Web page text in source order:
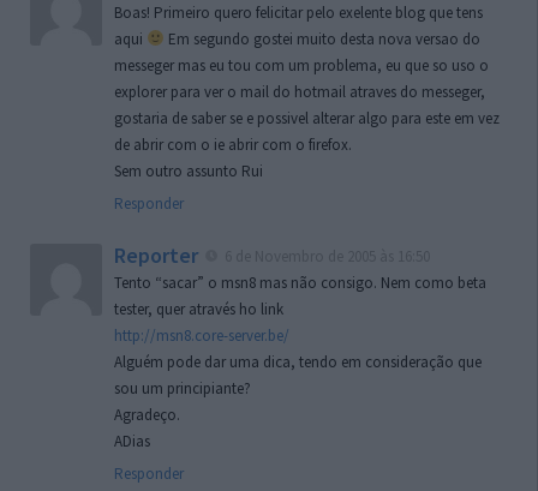
Boas! Primeiro quero felicitar pelo exelente blog que tens
aqui
Em segundo gostei muito desta nova versao do
messeger mas eu tou com um problema, eu que so uso o
explorer para ver o mail do hotmail atraves do messeger,
gostaria de saber se e possivel alterar algo para este em vez
de abrir com o ie abrir com o firefox.
Sem outro assunto Rui
Responder
Reporter
Tento “sacar” o msn8 mas não consigo. Nem como beta
tester, quer através ho link
http://msn8.core-server.be/
Alguém pode dar uma dica, tendo em consideração que
sou um principiante?
Agradeço.
ADias
Responder